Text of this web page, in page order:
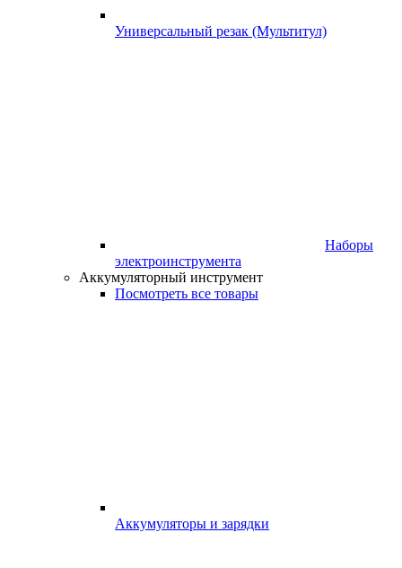
Универсальный резак (Мультитул)
Наборы
электроинструмента
Аккумуляторный инструмент
Посмотреть все товары
Аккумуляторы и зарядки